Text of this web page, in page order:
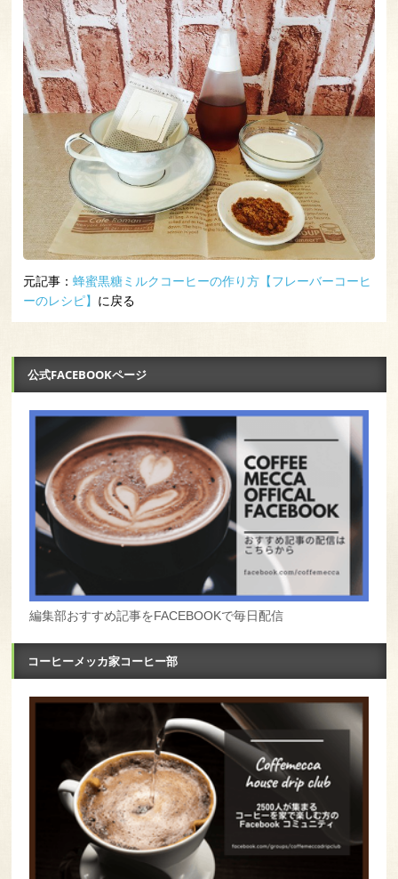
元記事： 蜂蜜黒糖ミルクコーヒーの作り方【フレーバーコーヒ
ーのレシピ】 に戻る
公式FACEBOOKページ
編集部おすすめ記事をFACEBOOKで毎日配信
コーヒーメッカ家コーヒー部